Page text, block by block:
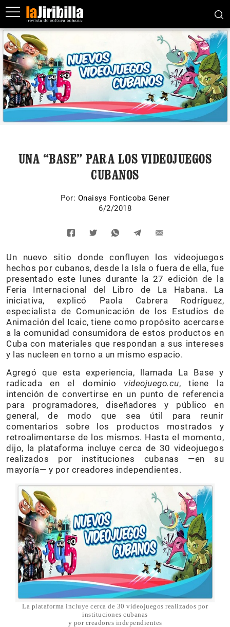
UNA “BASE” PARA LOS VIDEOJUEGOS
CUBANOS
Por: Onaisys Fonticoba Gener
6/2/2018
Un nuevo sitio donde confluyen los videojuegos
hechos por cubanos, desde la Isla o fuera de ella, fue
presentado este lunes durante la 27 edición de la
Feria Internacional del Libro de La Habana. La
iniciativa, explicó Paola Cabrera Rodríguez,
especialista de Comunicación de los Estudios de
Animación del Icaic, tiene como propósito acercarse
a la comunidad consumidora de estos productos en
Cuba con materiales que respondan a sus intereses
y las nucleen en torno a un mismo espacio.
Agregó que esta experiencia, llamada La Base y
radicada en el dominio videojuego.cu, tiene la
intención de convertirse en un punto de referencia
para programadores, diseñadores y público en
general, de modo que sea útil para reunir
comentarios sobre los productos mostrados y
retroalimentarse de los mismos. Hasta el momento,
dijo, la plataforma incluye cerca de 30 videojuegos
realizados por instituciones cubanas —en su
mayoría— y por creadores independientes.
La plataforma incluye cerca de 30 videojuegos realizados por
instituciones cubanas
y por creadores independientes